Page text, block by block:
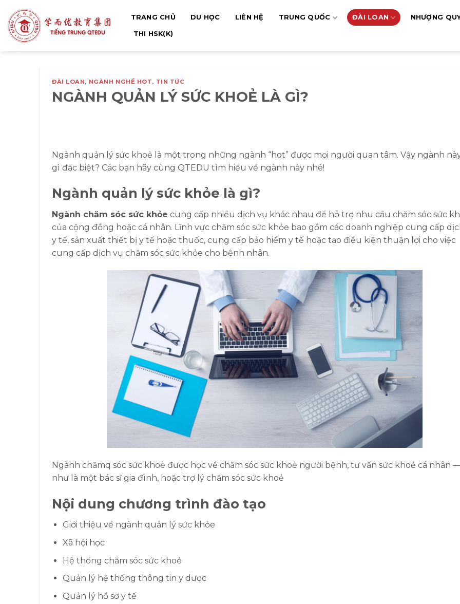
qua
nội
dung
TRANG CHỦ DU HỌC LIÊN HỆ TRUNG QUỐC ĐÀI LOAN NHƯỢNG
THI HSK(K)
ĐÀI LOAN, NGÀNH NGHỀ HOT, TIN TỨC
NGÀNH QUẢN LÝ SỨC KHOẺ LÀ GÌ?
Ngành quản lý sức khoẻ là một trong những ngành “hot” được mọi người quan tâm. Vậy ngành
gì đặc biệt? Các bạn hãy cùng QTEDU tìm hiểu về ngành này nhé!
Ngành quản lý sức khỏe là gì?
Ngành chăm sóc sức khỏe cung cấp nhiều dịch vụ khác nhau để hỗ trợ nhu cầu chăm sóc sức
của cộng đồng hoặc cá nhân. Lĩnh vực chăm sóc sức khỏe bao gồm các doanh nghiệp cung cấp
y tế, sản xuất thiết bị y tế hoặc thuốc, cung cấp bảo hiểm y tế hoặc tạo điều kiện thuận lợi cho việc
cung cấp dịch vụ chăm sóc sức khỏe cho bệnh nhân.
Ngành chămq sóc sức khoẻ được học về chăm sóc sức khoẻ người bệnh, tư vấn sức khoẻ cá nhân
như là một bác sĩ gia đình, hoặc trợ lý chăm sóc sức khoẻ
Nội dung chương trình đào tạo
Giới thiệu về ngành quản lý sức khỏe
Xã hội học
Hệ thống chăm sóc sức khoẻ
Quản lý hệ thống thông tin y dược
Quản lý hồ sơ y tế